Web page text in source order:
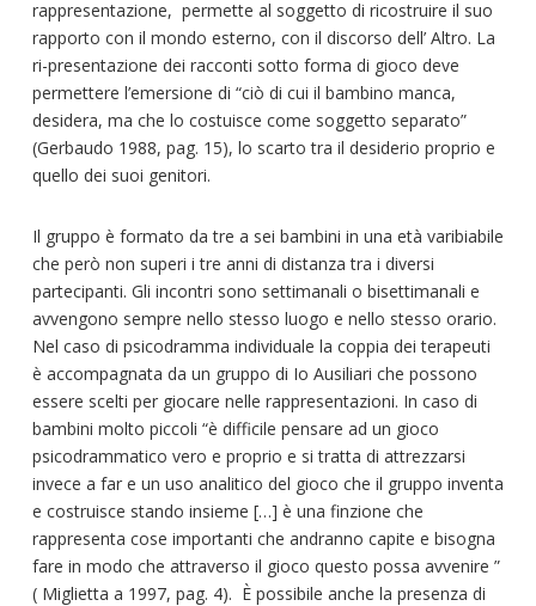
rappresentazione, permette al soggetto di ricostruire il suo
rapporto con il mondo esterno, con il discorso dell’ Altro. La
ri-presentazione dei racconti sotto forma di gioco deve
permettere l’emersione di “ciò di cui il bambino manca,
desidera, ma che lo costuisce come soggetto separato”
(Gerbaudo 1988, pag. 15), lo scarto tra il desiderio proprio e
quello dei suoi genitori.
Il gruppo è formato da tre a sei bambini in una età varibiabile
che però non superi i tre anni di distanza tra i diversi
partecipanti. Gli incontri sono settimanali o bisettimanali e
avvengono sempre nello stesso luogo e nello stesso orario.
Nel caso di psicodramma individuale la coppia dei terapeuti
è accompagnata da un gruppo di Io Ausiliari che possono
essere scelti per giocare nelle rappresentazioni. In caso di
bambini molto piccoli “è difficile pensare ad un gioco
psicodrammatico vero e proprio e si tratta di attrezzarsi
invece a far e un uso analitico del gioco che il gruppo inventa
e costruisce stando insieme […] è una finzione che
rappresenta cose importanti che andranno capite e bisogna
fare in modo che attraverso il gioco questo possa avvenire ”
( Miglietta a 1997, pag. 4). È possibile anche la presenza di